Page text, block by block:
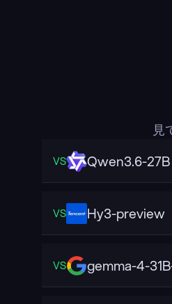
見
VS Qwen3.6-27B
VS Hy3-preview
VS gemma-4-